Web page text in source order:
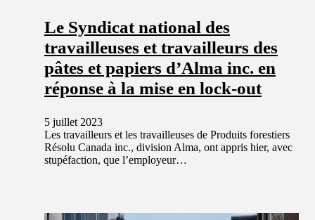
Le Syndicat national des
travailleuses et travailleurs des
pâtes et papiers d’Alma inc. en
réponse à la mise en lock-out
5 juillet 2023
Les travailleurs et les travailleuses de Produits forestiers
Résolu Canada inc., division Alma, ont appris hier, avec
stupéfaction, que l’employeur…